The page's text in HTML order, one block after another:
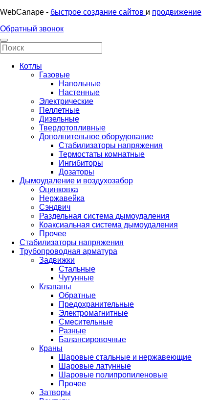
WebCanape - быстрое создание сайтов и продвижение
Обратный звонок
Котлы
Газовые
Напольные
Настенные
Электрические
Пеллетные
Дизельные
Твердотопливные
Дополнительное оборудование
Стабилизаторы напряжения
Термостаты комнатные
Ингибиторы
Дозаторы
Дымоудаление и воздухозабор
Оцинковка
Нержавейка
Сэндвич
Раздельная система дымоудаления
Коаксиальная система дымоудаления
Прочее
Стабилизаторы напряжения
Трубопроводная арматура
Задвижки
Стальные
Чугунные
Клапаны
Обратные
Предохранительные
Электромагнитные
Смесительные
Разные
Балансировочные
Краны
Шаровые стальные и нержавеющие
Шаровые латунные
Шаровые полипропиленовые
Прочее
Затворы